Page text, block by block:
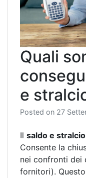
Quali
e
Posted on 27
Il saldo e stralcio
Consente la
nei confronti dei
fornitori).